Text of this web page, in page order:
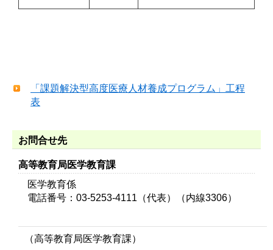
「課題解決型高度医療人材養成プログラム」工程
表
お問合せ先
高等教育局医学教育課
医学教育係
電話番号：03-5253-4111（代表）（内線3306）
（高等教育局医学教育課）